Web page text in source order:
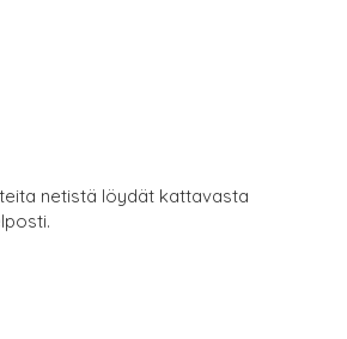
netistä löydät kattavasta